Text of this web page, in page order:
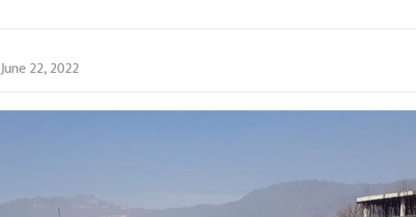
June 22, 2022